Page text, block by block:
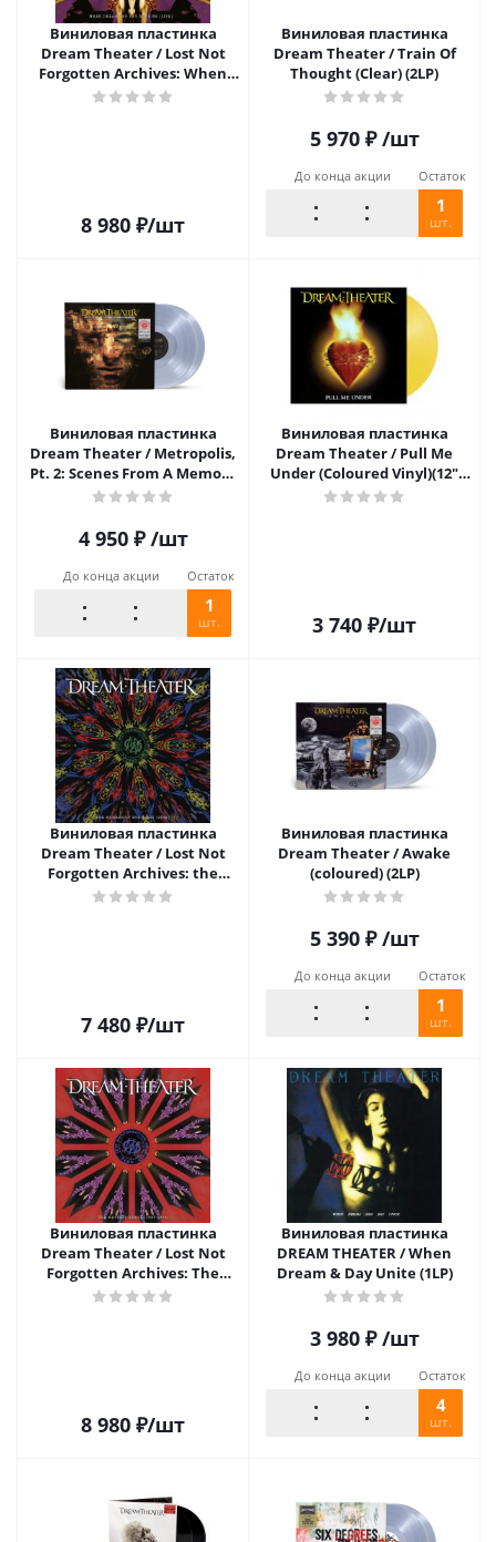
Виниловая пластинка
Dream Theater / Lost Not
Forgotten Archives: When
Dream And Day Reunite
8 980 ₽/шт
Виниловая пластинка
Dream Theater / Train Of
Thought (Clear) (2LP)
5 970₽ /шт
До конца акции Остаток
1
шт.
Виниловая пластинка
Dream Theater / Metropolis,
Pt. 2: Scenes From A Memory
(coloured) (2LP)
4 950₽ /шт
До конца акции Остаток
1
шт.
Виниловая пластинка
Dream Theater / Pull Me
Under (Coloured Vinyl)(12"
Vinyl Single)
3 740 ₽/шт
Виниловая пластинка
Dream Theater / Lost Not
Forgotten Archives: the
Number of the Beast (2002)
7 480 ₽/шт
Виниловая пластинка
Dream Theater / Awake
(coloured) (2LP)
5 390₽ /шт
До конца акции Остаток
1
шт.
Виниловая пластинка
Dream Theater / Lost Not
Forgotten Archives: The
Majesty Demos (1985-1986)
8 980 ₽/шт
Виниловая пластинка
DREAM THEATER / When
Dream & Day Unite (1LP)
3 980₽ /шт
До конца акции Остаток
4
шт.